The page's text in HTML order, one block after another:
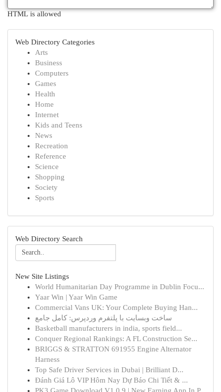
HTML is allowed
Web Directory Categories
Arts
Business
Computers
Games
Health
Home
Internet
Kids and Teens
News
Recreation
Reference
Science
Shopping
Society
Sports
Web Directory Search
New Site Listings
World Humanitarian Day Programme in Dublin Focu...
Yaar Win | Yaar Win Game
Commercial Vans UK: Your Complete Buying Han...
ساخت وبسایت با پلتفرم وردپرس: کامل جامع
Basketball manufacturers in india, sports field...
Conquer Regional Rankings: A FL Construction Se...
BRIGGS & STRATTON 691955 Engine Alternator
Harness
Top Safe Driver Services in Dubai | Brilliant D...
Đánh Giá Lô VIP Hôm Nay Dự Báo Chi Tiết & ...